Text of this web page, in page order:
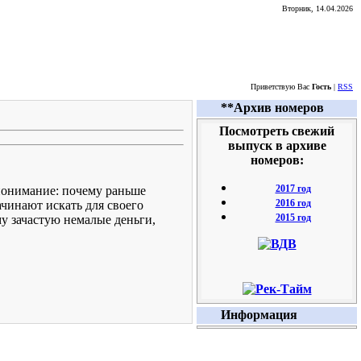
Вторник, 14.04.2026
Приветствую Вас Гость | RSS
почему раньше
искать для своего
зачастую немалые деньги,
**Архив номеров
Посмотреть свежий
выпуск в архиве
номеров:
2017 год
2016 год
2015 год
Информация